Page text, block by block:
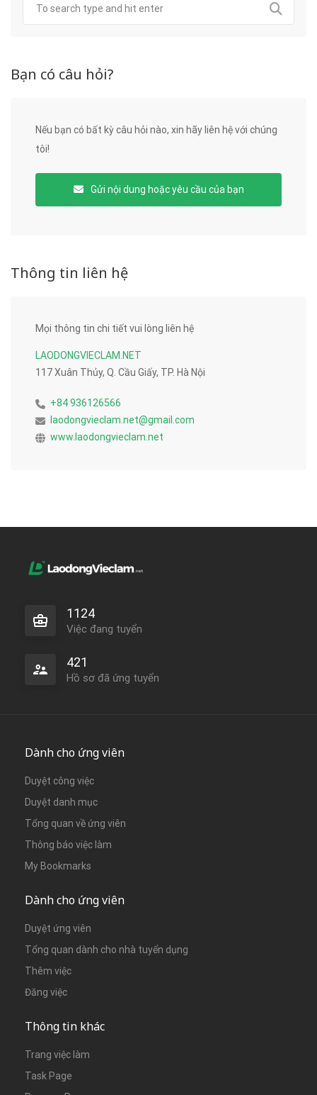
Bạn có câu hỏi?
Nếu bạn có bất kỳ câu hỏi nào, xin hãy liên hệ với chúng
tôi!
Gửi nội dung hoặc yêu cầu của bạn
Thông tin liên hệ
Mọi thông tin chi tiết vui lòng liên hệ
LAODONGVIECLAM.NET
117 Xuân Thủy, Q. Cầu Giấy, TP. Hà Nội
+84 936126566
laodongvieclam.net@gmail.com
www.laodongvieclam.net
1124
Việc đang tuyển
421
Hồ sơ đã ứng tuyển
Dành cho ứng viên
Duyệt công việc
Duyệt danh mục
Tổng quan về ứng viên
Thông báo việc làm
My Bookmarks
Dành cho ứng viên
Duyệt ứng viên
Tổng quan dành cho nhà tuyển dụng
Thêm việc
Đăng việc
Thông tin khác
Trang việc làm
Task Page